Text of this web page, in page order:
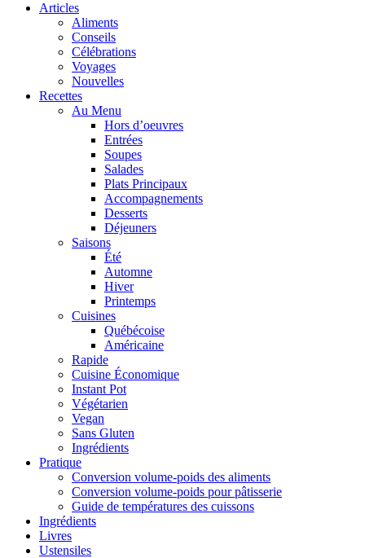
Articles
Aliments
Conseils
Célébrations
Voyages
Nouvelles
Recettes
Au Menu
Hors d’oeuvres
Entrées
Soupes
Salades
Plats Principaux
Accompagnements
Desserts
Déjeuners
Saisons
Été
Automne
Hiver
Printemps
Cuisines
Québécoise
Américaine
Rapide
Cuisine Économique
Instant Pot
Végétarien
Vegan
Sans Gluten
Ingrédients
Pratique
Conversion volume-poids des aliments
Conversion volume-poids pour pâtisserie
Guide de températures des cuissons
Ingrédients
Livres
Ustensiles